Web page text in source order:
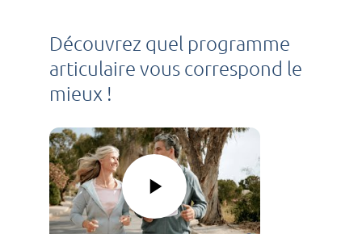
Découvrez quel programme
articulaire vous correspond le
mieux !